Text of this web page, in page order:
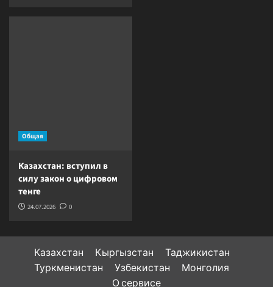
Общая
Казахстан: вступил в
силу закон о цифровом
тенге
24.07.2026 0
Казахстан Кыргызстан
Таджикистан
Туркменистан
Узбекистан
Монголия
О сервисе